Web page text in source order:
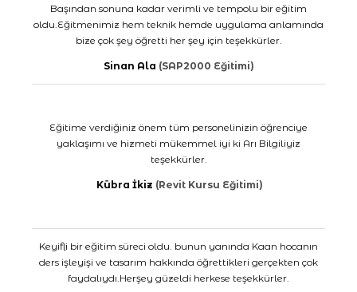
Başından sonuna kadar verimli ve tempolu bir eğitim
oldu.Eğitmenimiz hem teknik hemde uygulama anlamında
bize çok şey öğretti her şey için teşekkürler.
Sinan Ala (SAP2000 Eğitimi)
Eğitime verdiğiniz önem tüm personelinizin öğrenciye
yaklaşımı ve hizmeti mükemmel iyi ki Arı Bilgiliyiz
teşekkürler.
Kübra İkiz (Revit Kursu Eğitimi)
Keyifli bir eğitim süreci oldu. bunun yanında Kaan hocanın
ders işleyişi ve tasarım hakkında öğrettikleri gerçekten çok
faydalıydı.Herşey güzeldi herkese teşekkürler.